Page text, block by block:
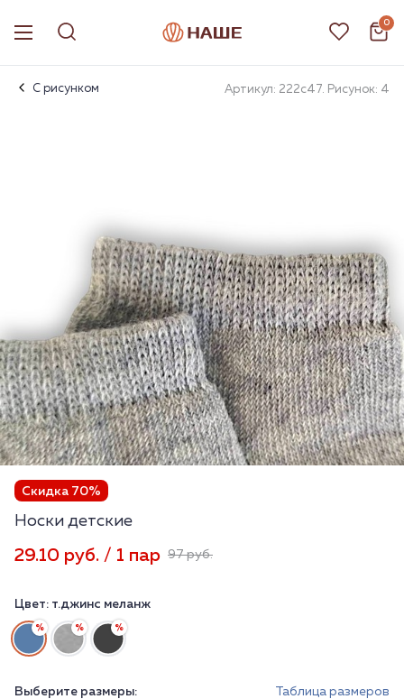
0
С рисунком Артикул: 222с47. Рисунок: 4
Скидка 70%
Носки детские
29.10 руб. / 1 пар 97 руб.
Цвет: т.джинс меланж
Выберите размеры: Таблица размеров